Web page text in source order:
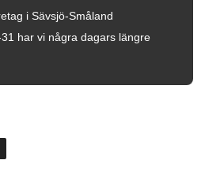
i Sävsjö-Småland
har vi några dagars längre